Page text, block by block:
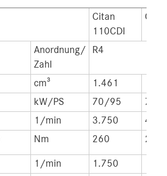
Citan
110CDI
Citan
Anordnung/
Zahl
R4
cm³ 1.461
kW/PS 70/95
75/
1/min 3.750
Nm 260 200
1/min 1.750